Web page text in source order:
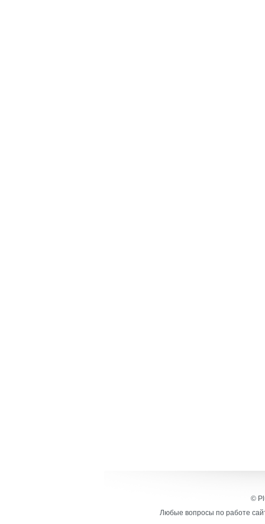
©
Любые вопросы по работе